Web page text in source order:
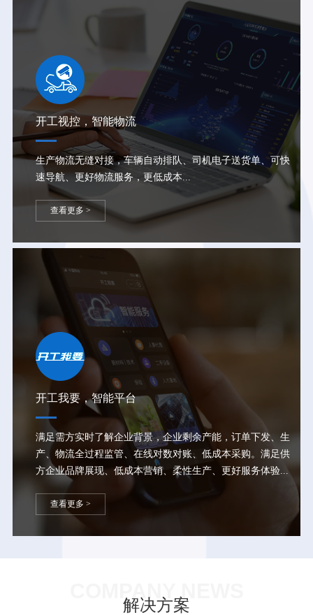
开工视控，智能物流
生产物流无缝对接，车辆自动排队、司机电子送货单、可快
速导航、更好物流服务，更低成本...
查看更多 >
开工我要，智能平台
满足需方实时了解企业背景，企业剩余产能，订单下发、生
产、物流全过程监管、在线对数对账、低成本采购。满足供
方企业品牌展现、低成本营销、柔性生产、更好服务体验...
查看更多 >
COMPANY NEWS
解决方案